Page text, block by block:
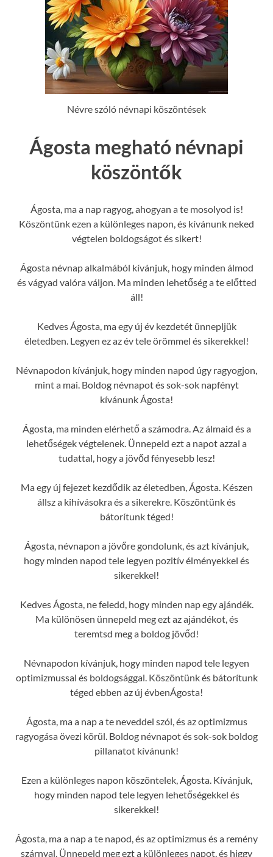
Névre szóló névnapi köszöntések
Ágosta megható névnapi
köszöntők
Ágosta, ma a nap ragyog, ahogyan a te mosolyod is!
Köszöntünk ezen a különleges napon, és kívánunk neked
végtelen boldogságot és sikert!
Ágosta névnap alkalmából kívánjuk, hogy minden álmod
és vágyad valóra váljon. Ma minden lehetőség a te előtted
áll!
Kedves Ágosta, ma egy új év kezdetét ünnepljük
életedben. Legyen ez az év tele örömmel és sikerekkel!
Névnapodon kívánjuk, hogy minden napod úgy ragyogjon,
mint a mai. Boldog névnapot és sok-sok napfényt
kívánunk Ágosta!
Ágosta, ma minden elérhető a számodra. Az álmaid és a
lehetőségek végtelenek. Ünnepeld ezt a napot azzal a
tudattal, hogy a jövőd fényesebb lesz!
Ma egy új fejezet kezdődik az életedben, Ágosta. Készen
állsz a kihívásokra és a sikerekre. Köszöntünk és
bátorítunk téged!
Ágosta, névnapon a jövőre gondolunk, és azt kívánjuk,
hogy minden napod tele legyen pozitív élményekkel és
sikerekkel!
Kedves Ágosta, ne feledd, hogy minden nap egy ajándék.
Ma különösen ünnepeld meg ezt az ajándékot, és
teremtsd meg a boldog jövőd!
Névnapodon kívánjuk, hogy minden napod tele legyen
optimizmussal és boldogsággal. Köszöntünk és bátorítunk
téged ebben az új évbenÁgosta!
Ágosta, ma a nap a te neveddel szól, és az optimizmus
ragyogása övezi körül. Boldog névnapot és sok-sok boldog
pillanatot kívánunk!
Ezen a különleges napon köszöntelek, Ágosta. Kívánjuk,
hogy minden napod tele legyen lehetőségekkel és
sikerekkel!
Ágosta, ma a nap a te napod, és az optimizmus és a remény
szárnyal. Ünnepeld meg ezt a különleges napot, és higgy